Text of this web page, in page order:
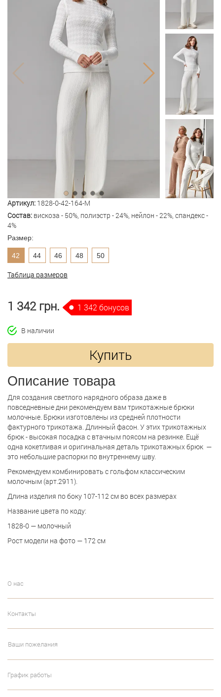
Артикул: 1828-0-42-164-M
Состав: вискоза - 50%, полиэстр - 24%, нейлон - 22%, спандекс -
4%
Размер:
42 44 46 48 50
Таблица размеров
1 342 грн. 1 342 бонусов
В наличии
Купить
Описание товара
Для создания светлого нарядного образа даже в
повседневные дни рекомендуем вам трикотажные брюки
молочные. Брюки изготовлены из средней плотности
фактурного трикотажа. Длинный фасон. У этих трикотажных
брюк - высокая посадка с втачным поясом на резинке. Ещё
одна кокетливая и оригинальная деталь трикотажных брюк —
это небольшие распорки по внутреннему шву.
Рекомендуем комбинировать с гольфом классическим
молочным (арт.2911).
Длина изделия по боку 107-112 см во всех размерах
Название цвета по коду:
1828-0 — молочный
Рост модели на фото — 172 см
О нас
Контакты
Ваши пожелания
График работы